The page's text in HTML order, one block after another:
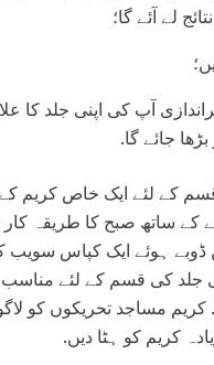
لے آئے گا؛
آپ کی اپنی جلد کا
جائے گا.
کے لئے ایک خاص کریم کے
ساتھ صبح کا طریقہ
ڈوبے ہوئے ایک کپاس سویب
جلد کی قسم کے لئے
مساجد تحریکوں کو
کریم کو ہٹا دیں.